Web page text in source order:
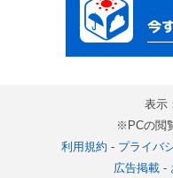
表示
※PCの閲
利用規約 - プライバ
広告掲載-